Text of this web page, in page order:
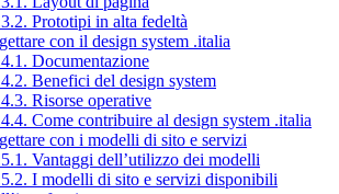
Prototipi in alta fedeltà
con il design system .italia
Documentazione
Benefici del design system
Risorse operative
Come contribuire al design system .italia
con i modelli di sito e servizi
Vantaggi dell’utilizzo dei modelli
I modelli di sito e servizi disponibili